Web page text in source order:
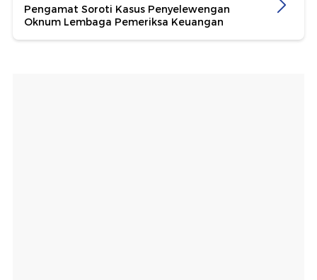
Pengamat Soroti Kasus Penyelewengan
Oknum Lembaga Pemeriksa Keuangan